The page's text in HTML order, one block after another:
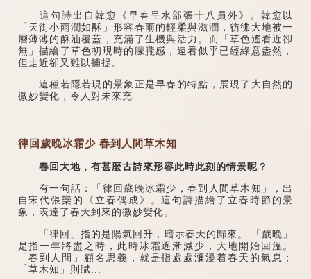
這句詩出自韓愈《早春呈水部張十八員外》。韓愈以
「天街小雨潤如酥」形容春雨的輕柔與滋潤，彷彿大地被一
層薄薄的酥油覆蓋，充滿了生機與活力。而「草色遙看近卻
無」描繪了草色初現時的朦朧感，遠看似乎已經綠意盎然，
但走近卻又難以捕捉。
這種若隱若現的景象正是早春的特點，展現了大自然的
微妙變化，令人對未來充...
律回歲晚冰霜少 春到人間草木知
春回大地，有甚麼古詩來形容此時此刻的情景呢？
有一句話：「律回歲晚冰霜少，春到人間草木知」，出
自宋代張欒的《立春偶成》。這句詩描繪了立春時節的景
象，表達了春天到來的微妙變化。
「律回」指的是陽氣回升，暗示春天的歸來。 「歲晚」
是指一年將盡之時，此時冰霜逐漸減少，大地開始回溫。
「春到人間」顧名思義，就是指處處瀰漫着春天的氣息；
「草木知」則賦...